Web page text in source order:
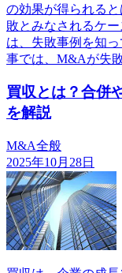
の効果が得られる
敗とみなされるケ
は、失敗事例を知
事では、M&Aが失
買収とは？合併
を解説
M&A全般
2025年10月28日